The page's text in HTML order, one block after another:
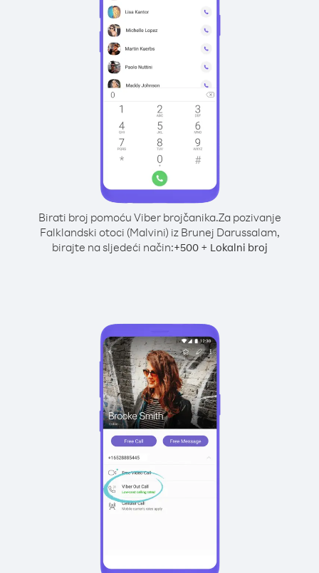
Birati broj pomoću Viber brojčanika.Za pozivanje
Falklandski otoci (Malvini) iz Brunej Darussalam,
birajte na sljedeći način:+500+ Lokalni broj